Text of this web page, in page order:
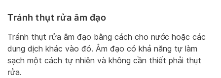
Tránh thụt rửa âm đạo
Tránh thụt rửa âm đạo bằng cách cho nước hoặc các
dung dịch khác vào đó. Âm đạo có khả năng tự làm
sạch một cách tự nhiên và không cần thiết phải thụt
rửa.